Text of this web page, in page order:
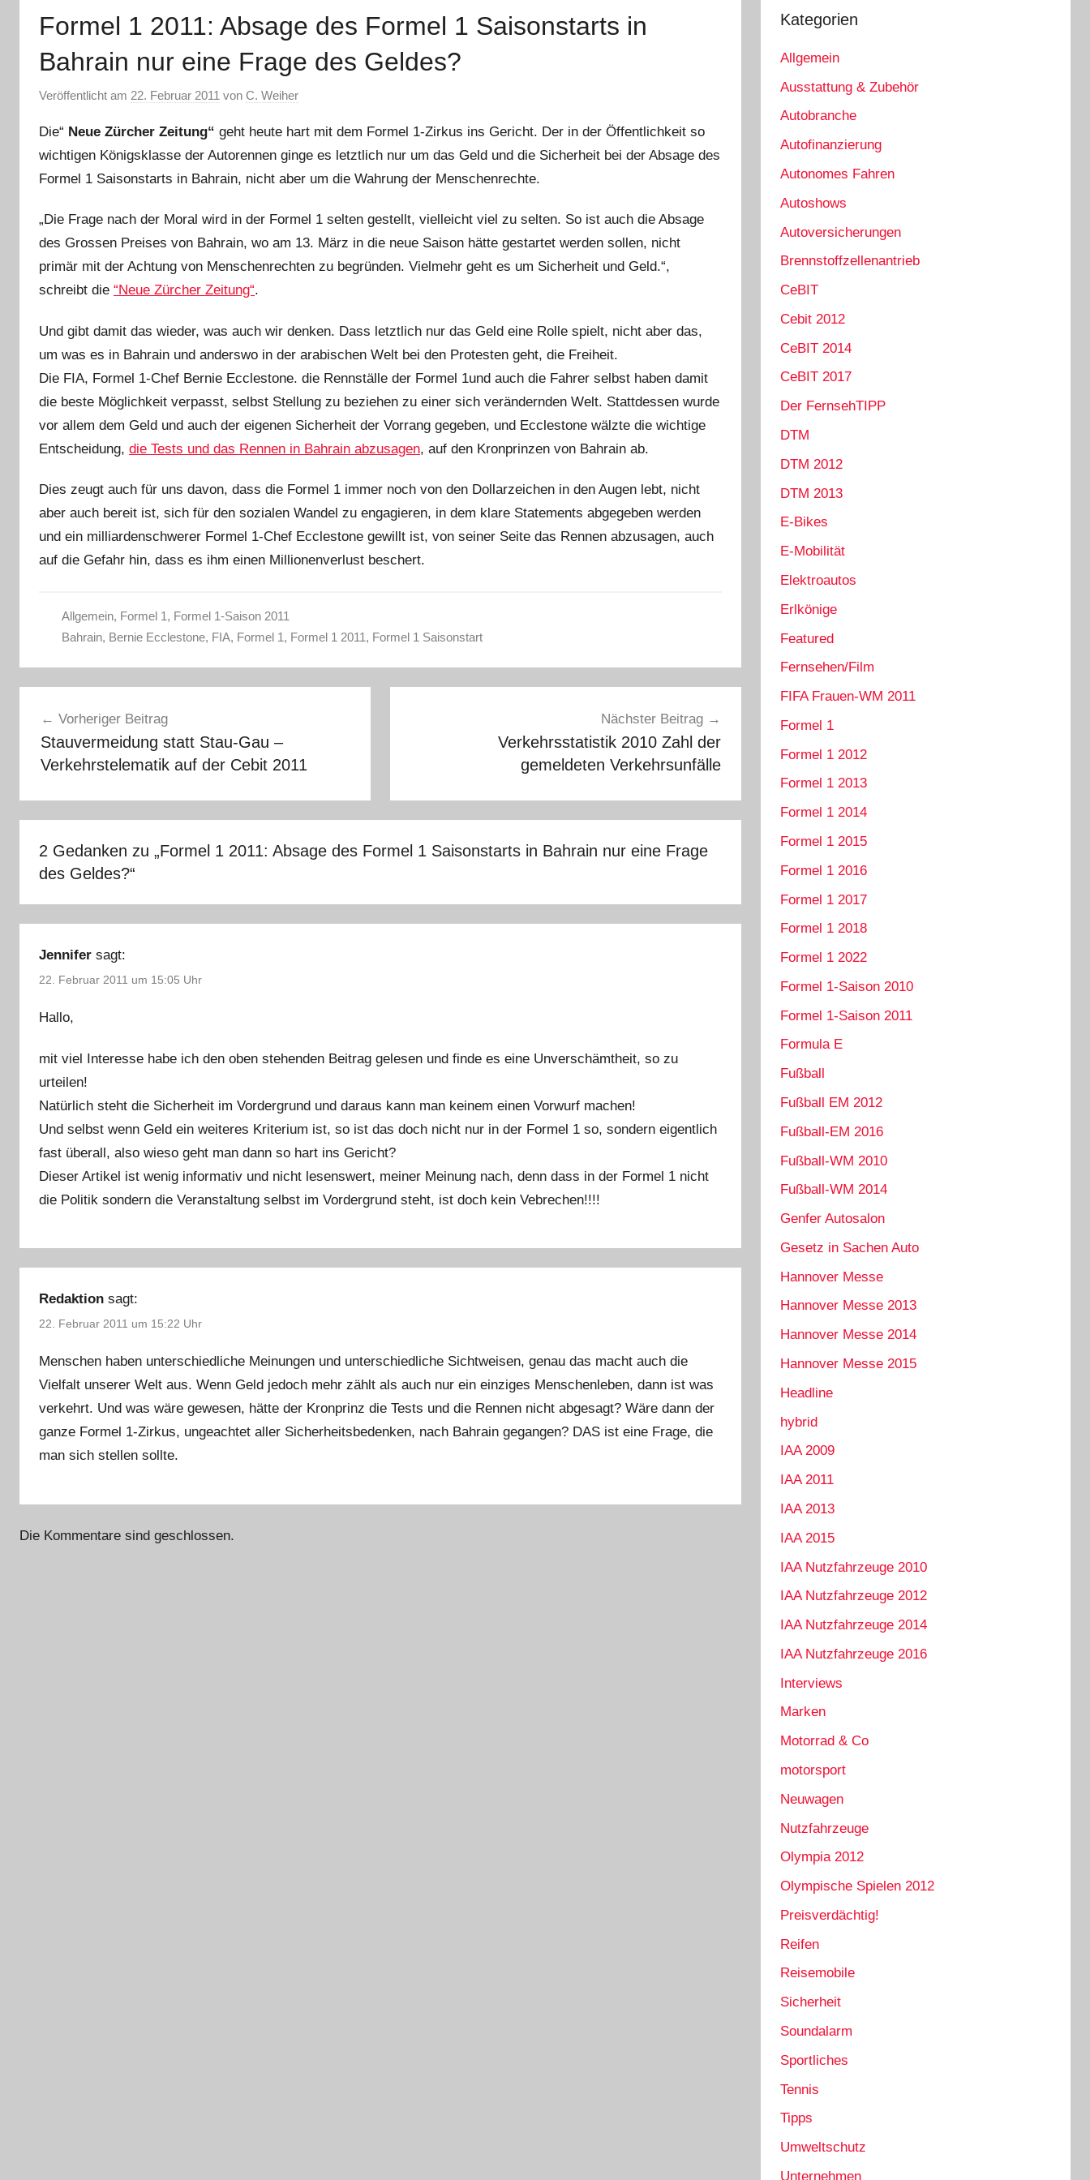
Formel 1 2011: Absage des Formel 1 Saisonstarts in
Bahrain nur eine Frage des Geldes?
Veröffentlicht am 22. Februar 2011 von C. Weiher
Die“ Neue Zürcher Zeitung“ geht heute hart mit dem Formel 1-Zirkus ins Gericht. Der in der Öffentlichkeit so
wichtigen Königsklasse der Autorennen ginge es letztlich nur um das Geld und die Sicherheit bei der Absage des
Formel 1 Saisonstarts in Bahrain, nicht aber um die Wahrung der Menschenrechte.
„Die Frage nach der Moral wird in der Formel 1 selten gestellt, vielleicht viel zu selten. So ist auch die Absage
des Grossen Preises von Bahrain, wo am 13. März in die neue Saison hätte gestartet werden sollen, nicht
primär mit der Achtung von Menschenrechten zu begründen. Vielmehr geht es um Sicherheit und Geld.“,
schreibt die “Neue Zürcher Zeitung“.
Und gibt damit das wieder, was auch wir denken. Dass letztlich nur das Geld eine Rolle spielt, nicht aber das,
um was es in Bahrain und anderswo in der arabischen Welt bei den Protesten geht, die Freiheit.
Die FIA, Formel 1-Chef Bernie Ecclestone. die Rennställe der Formel 1und auch die Fahrer selbst haben damit
die beste Möglichkeit verpasst, selbst Stellung zu beziehen zu einer sich verändernden Welt. Stattdessen wurde
vor allem dem Geld und auch der eigenen Sicherheit der Vorrang gegeben, und Ecclestone wälzte die wichtige
Entscheidung, die Tests und das Rennen in Bahrain abzusagen, auf den Kronprinzen von Bahrain ab.
Dies zeugt auch für uns davon, dass die Formel 1 immer noch von den Dollarzeichen in den Augen lebt, nicht
aber auch bereit ist, sich für den sozialen Wandel zu engagieren, in dem klare Statements abgegeben werden
und ein milliardenschwerer Formel 1-Chef Ecclestone gewillt ist, von seiner Seite das Rennen abzusagen, auch
auf die Gefahr hin, dass es ihm einen Millionenverlust beschert.
Allgemein, Formel 1, Formel 1-Saison 2011
Bahrain, Bernie Ecclestone, FIA, Formel 1, Formel 1 2011, Formel 1 Saisonstart
Vorheriger Beitrag
Stauvermeidung statt Stau-Gau –
Verkehrstelematik auf der Cebit 2011
Nächster Beitrag
Verkehrsstatistik 2010 Zahl der
gemeldeten Verkehrsunfälle
2 Gedanken zu „Formel 1 2011: Absage des Formel 1 Saisonstarts in Bahrain nur eine Frage
des Geldes?“
Jennifer sagt:
22. Februar 2011 um 15:05 Uhr
Hallo,
mit viel Interesse habe ich den oben stehenden Beitrag gelesen und finde es eine Unverschämtheit, so zu
urteilen!
Natürlich steht die Sicherheit im Vordergrund und daraus kann man keinem einen Vorwurf machen!
Und selbst wenn Geld ein weiteres Kriterium ist, so ist das doch nicht nur in der Formel 1 so, sondern eigentlich
fast überall, also wieso geht man dann so hart ins Gericht?
Dieser Artikel ist wenig informativ und nicht lesenswert, meiner Meinung nach, denn dass in der Formel 1 nicht
die Politik sondern die Veranstaltung selbst im Vordergrund steht, ist doch kein Vebrechen!!!!
Redaktion sagt:
22. Februar 2011 um 15:22 Uhr
Menschen haben unterschiedliche Meinungen und unterschiedliche Sichtweisen, genau das macht auch die
Vielfalt unserer Welt aus. Wenn Geld jedoch mehr zählt als auch nur ein einziges Menschenleben, dann ist was
verkehrt. Und was wäre gewesen, hätte der Kronprinz die Tests und die Rennen nicht abgesagt? Wäre dann der
ganze Formel 1-Zirkus, ungeachtet aller Sicherheitsbedenken, nach Bahrain gegangen? DAS ist eine Frage, die
man sich stellen sollte.
Die Kommentare sind geschlossen.
Kategorien
Allgemein
Ausstattung & Zubehör
Autobranche
Autofinanzierung
Autonomes Fahren
Autoshows
Autoversicherungen
Brennstoffzellenantrieb
CeBIT
Cebit 2012
CeBIT 2014
CeBIT 2017
Der FernsehTIPP
DTM
DTM 2012
DTM 2013
E-Bikes
E-Mobilität
Elektroautos
Erlkönige
Featured
Fernsehen/Film
FIFA Frauen-WM 2011
Formel 1
Formel 1 2012
Formel 1 2013
Formel 1 2014
Formel 1 2015
Formel 1 2016
Formel 1 2017
Formel 1 2018
Formel 1 2022
Formel 1-Saison 2010
Formel 1-Saison 2011
Formula E
Fußball
Fußball EM 2012
Fußball-EM 2016
Fußball-WM 2010
Fußball-WM 2014
Genfer Autosalon
Gesetz in Sachen Auto
Hannover Messe
Hannover Messe 2013
Hannover Messe 2014
Hannover Messe 2015
Headline
hybrid
IAA 2009
IAA 2011
IAA 2013
IAA 2015
IAA Nutzfahrzeuge 2010
IAA Nutzfahrzeuge 2012
IAA Nutzfahrzeuge 2014
IAA Nutzfahrzeuge 2016
Interviews
Marken
Motorrad & Co
motorsport
Neuwagen
Nutzfahrzeuge
Olympia 2012
Olympische Spielen 2012
Preisverdächtig!
Reifen
Reisemobile
Sicherheit
Soundalarm
Sportliches
Tennis
Tipps
Umweltschutz
Unternehmen